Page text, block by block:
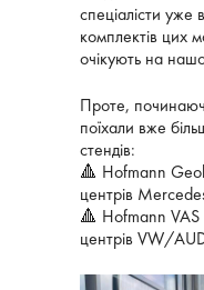
спеціалісти
комплектів цих
очікують на
Проте,
поїхали вже
стендів:
🔺 Hofmann
центрів
🔺 Hofmann
центрів VW/